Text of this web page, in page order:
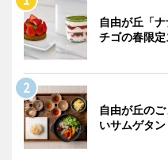
自由が丘「
チゴの春限
自由が丘の
いサムゲタン